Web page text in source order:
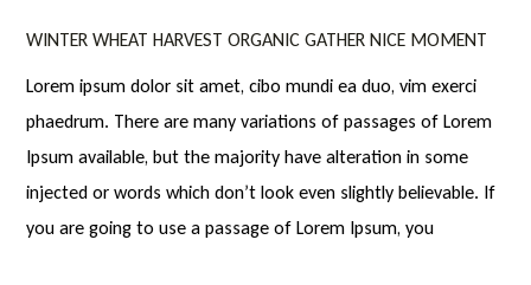
WINTER WHEAT HARVEST ORGANIC GATHER NICE MOMENT
Lorem ipsum dolor sit amet, cibo mundi ea duo, vim exerci
phaedrum. There are many variations of passages of Lorem
Ipsum available, but the majority have alteration in some
injected or words which don’t look even slightly believable. If
you are going to use a passage of Lorem Ipsum, you